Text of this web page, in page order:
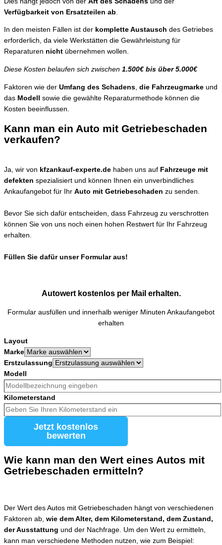
Verfügbarkeit von Ersatzteilen ab
In den meisten Fällen ist der komplette Austausch des Getriebes
erforderlich, da viele Werkstätten die Gewährleistung für
Reparaturen nicht übernehmen wollen.
Diese Kosten belaufen sich zwischen 1.500€ bis über 5.000€
Faktoren wie der Umfang des Schadens die Fahrzeugmarke und
das Modell sowie die gewählte Reparaturmethode können die
Kosten beeinflussen.
Kann man ein Auto mit Getriebeschaden
verkaufen?
Ja, wir von kfzankauf-experte.de haben uns auf Fahrzeuge mit
defekten spezialisiert und können Ihnen ein unverbindliches
Ankaufangebot für Ihr Auto mit Getriebeschaden zu senden.
Bevor Sie sich dafür entscheiden, dass Fahrzeug zu verschrotten
können Sie von uns noch einen hohen Restwert für Ihr Fahrzeug
erhalten.
Füllen Sie dafür unser Formular aus!
Autowert kostenlos per Mail erhalten.
Formular ausfüllen und innerhalb weniger Minuten Ankaufangebot
erhalten
Layout
Marke
Erstzulassung
Modell
Kilometerstand
Jetzt kostenlos
bewerten
Wie kann man den Wert eines Autos mit
Getriebeschaden ermitteln?
Der Wert des Autos mit Getriebeschaden hängt von verschiedenen
Faktoren ab, wie dem Alter, dem Kilometerstand, dem Zustand,
der Ausstattung und der Nachfrage. Um den Wert zu ermitteln,
kann man verschiedene Methoden nutzen, wie zum Beispiel: